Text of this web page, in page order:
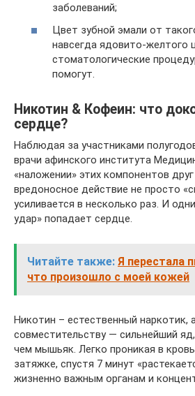
заболеваний;
Цвет зубной эмали от
навсегда ядовито-желтого
стоматологические
помогут.
Никотин & Кофеин: что
сердце?
Наблюдая за участниками
врачи афинского института
«наложении» этих компонентов друг
вредоносное действие не просто
усиливается в несколько раз. И
удар» попадает сердце.
Читайте также: Я перестала
что произошло с моей кожей
Никотин – естественный наркотик,
совместительству — сильнейший
чем мышьяк. Легко проникая в
затяжке, спустя 7 минут
жизненно важным органам и